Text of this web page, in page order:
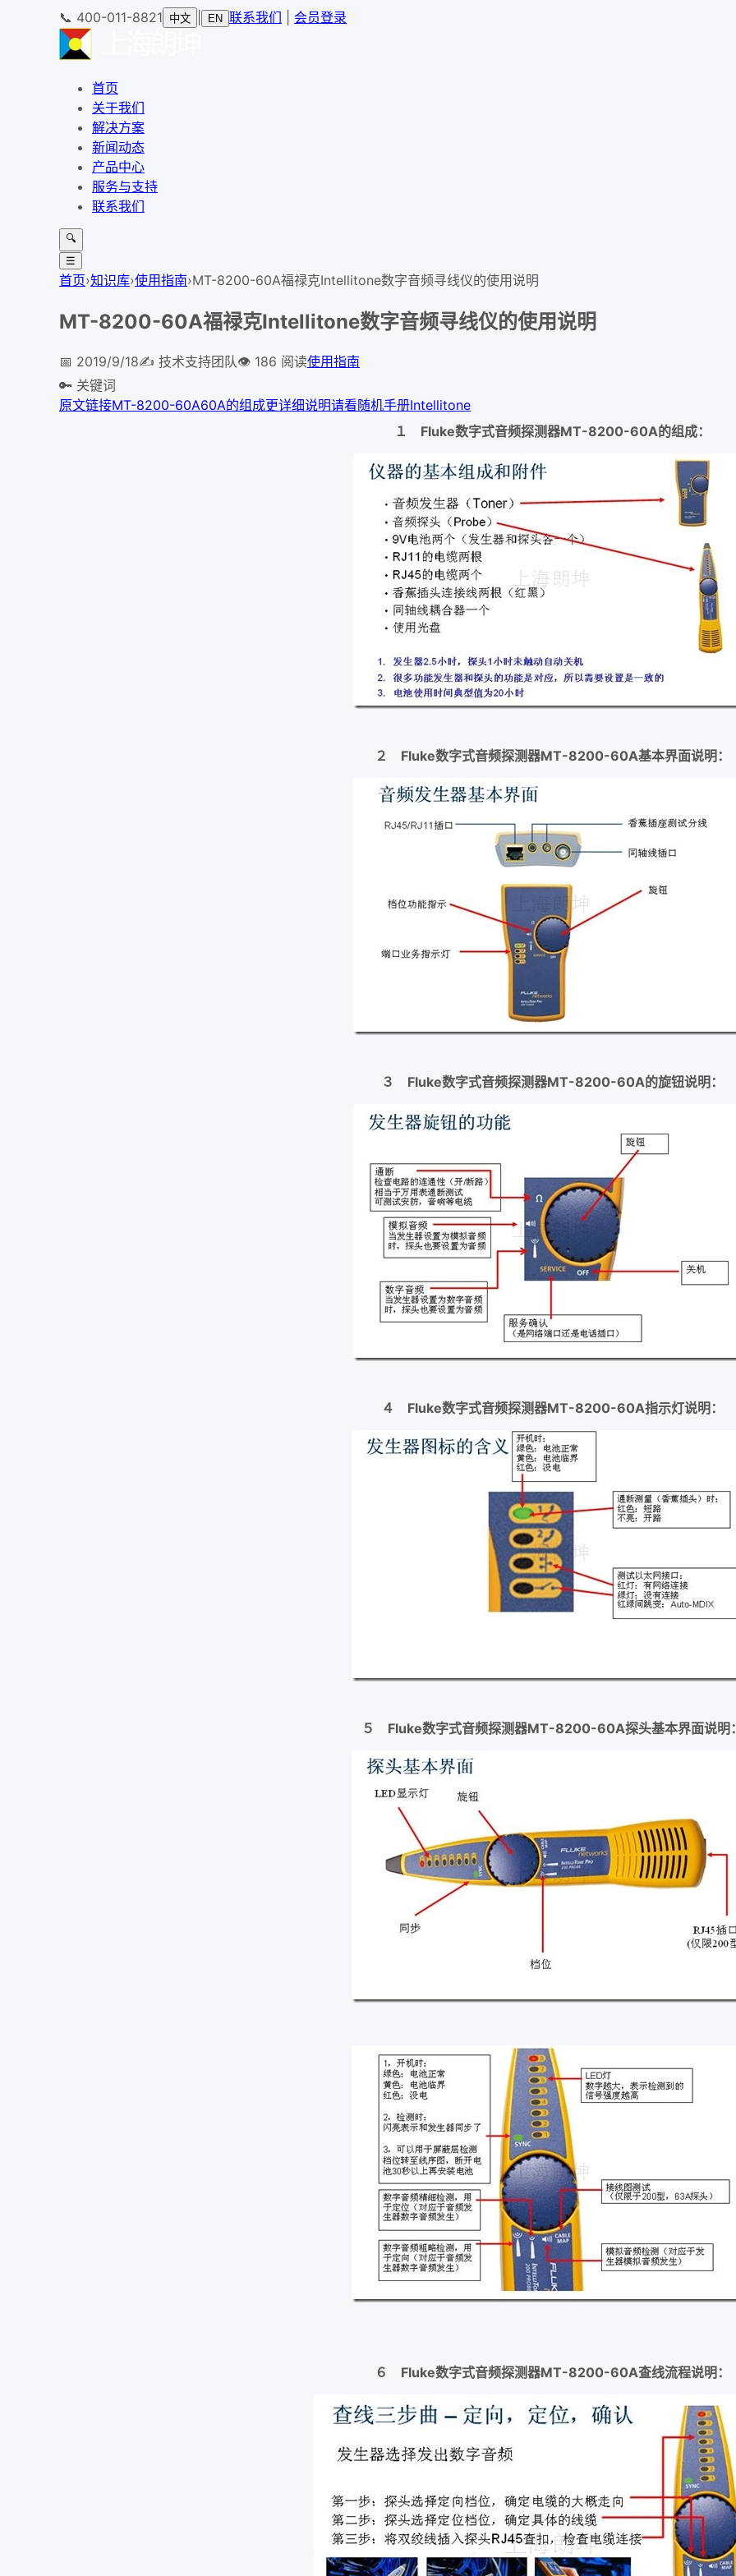
📞 400-011-8821 中文 EN 联系我们 会员登录
首页
关于我们
解决方案
新闻动态
产品中心
服务与支持
联系我们
🔍
☰
首页›知识库›使用指南›MT-8200-60A福禄克Intellitone数字音频寻线仪的使用说明
MT-8200-60A福禄克Intellitone数字音频寻线仪的使用说明
📅 2019/9/18✍️ 技术支持团队👁 186 阅读使用指南
🔑 关键词
原文链接MT-8200-60A60A的组成更详细说明请看随机手册Intellitone
１ Fluke数字式音频探测器MT-8200-60A的组成：
２ Fluke数字式音频探测器MT-8200-60A基本界面说明：
３ Fluke数字式音频探测器MT-8200-60A的旋钮说明：
４ Fluke数字式音频探测器MT-8200-60A指示灯说明：
５ Fluke数字式音频探测器MT-8200-60A探头基本界面说明
６ Fluke数字式音频探测器MT-8200-60A查线流程说明：